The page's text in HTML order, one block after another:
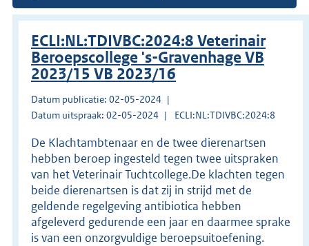
ECLI:NL:TDIVBC:2024:8 Veterinair
Beroepscollege 's-Gravenhage VB
2023/15 VB 2023/16
Datum publicatie: 02-05-2024
Datum uitspraak: 02-05-2024
ECLI:NL:TDIVBC:2024:8
De Klachtambtenaar en de twee dierenartsen
hebben beroep ingesteld tegen twee uitspraken
van het Veterinair Tuchtcollege.De klachten tegen
beide dierenartsen is dat zij in strijd met de
geldende regelgeving antibiotica hebben
afgeleverd gedurende een jaar en daarmee sprake
is van een onzorgvuldige beroepsuitoefening.